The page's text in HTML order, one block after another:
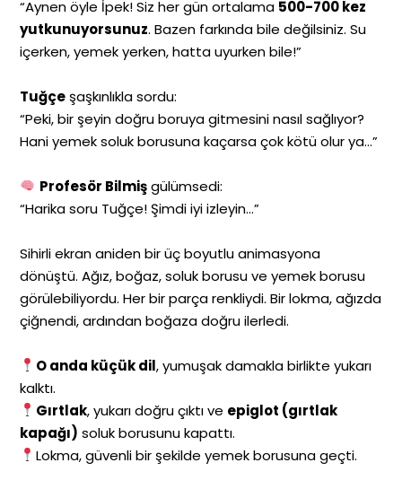
“Aynen öyle İpek! Siz her gün ortalama 500-700 kez
yutkunuyorsunuz. Bazen farkında bile değilsiniz. Su
içerken, yemek yerken, hatta uyurken bile!”
Tuğçeşaşkınlıkla sordu:
“Peki, bir şeyin doğru boruya gitmesini nasıl sağlıyor?
Hani yemek soluk borusuna kaçarsa çok kötü olur ya…”
Profesör Bilmişgülümsedi:
“Harika soru Tuğçe! Şimdi iyi izleyin…”
Sihirli ekran aniden bir üç boyutlu animasyona
dönüştü. Ağız, boğaz, soluk borusu ve yemek borusu
görülebiliyordu. Her bir parça renkliydi. Bir lokma, ağızda
çiğnendi, ardından boğaza doğru ilerledi.
O anda küçük dil, yumuşak damakla birlikte yukarı
kalktı.
Gırtlak, yukarı doğru çıktı ve epiglot (gırtlak
kapağı) soluk borusunu kapattı.
Lokma, güvenli bir şekilde yemek borusuna geçti.